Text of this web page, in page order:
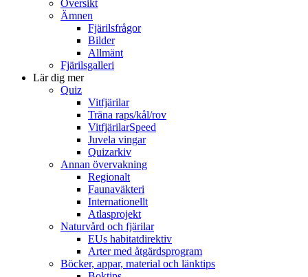
Översikt
Ämnen
Fjärilsfrågor
Bilder
Allmänt
Fjärilsgalleri
Lär dig mer
Quiz
Vitfjärilar
Träna raps/kål/rov
VitfjärilarSpeed
Juvela vingar
Quizarkiv
Annan övervakning
Regionalt
Faunaväkteri
Internationellt
Atlasprojekt
Naturvård och fjärilar
EUs habitatdirektiv
Arter med åtgärdsprogram
Böcker, appar, material och länktips